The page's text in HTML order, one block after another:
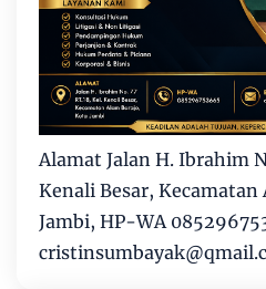
Alamat Jalan H. Ibrahim
Kenali Besar, Kecamatan
Jambi, HP-WA